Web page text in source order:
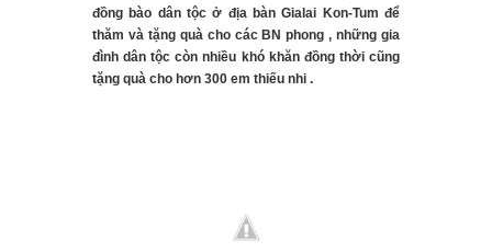
đồng bào dân tộc ở địa bàn Gialai Kon-Tum để
thăm và tặng quà cho các BN phong , những gia
đình dân tộc còn nhiều khó khăn đồng thời cũng
tặng quà cho hơn 300 em thiếu nhi .